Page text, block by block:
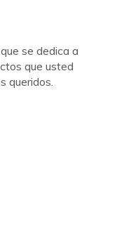
se dedica a
que usted
queridos.